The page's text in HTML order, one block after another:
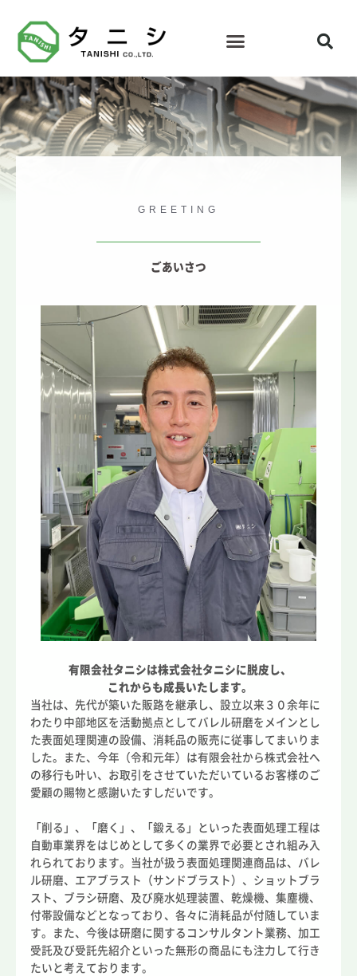
GREETING
ごあいさつ
有限会社タニシは株式会社タニシに脱皮し、
これからも成長いたします。
当社は、先代が築いた販路を継承し、設立以来３０余年に
わたり中部地区を活動拠点としてバレル研磨をメインとし
た表面処理関連の設備、消耗品の販売に従事してまいりま
した。また、今年（令和元年）は有限会社から株式会社へ
の移行も叶い、お取引をさせていただいているお客様のご
愛顧の賜物と感謝いたすしだいです。
「削る」、「磨く」、「鍛える」といった表面処理工程は
自動車業界をはじめとして多くの業界で必要とされ組み入
れられております。当社が扱う表面処理関連商品は、バレ
ル研磨、エアブラスト（サンドブラスト）、ショットブラ
スト、ブラシ研磨、及び廃水処理装置、乾燥機、集塵機、
付帯設備などとなっており、各々に消耗品が付随していま
す。また、今後は研磨に関するコンサルタント業務、加工
受託及び受託先紹介といった無形の商品にも注力して行き
たいと考えております。